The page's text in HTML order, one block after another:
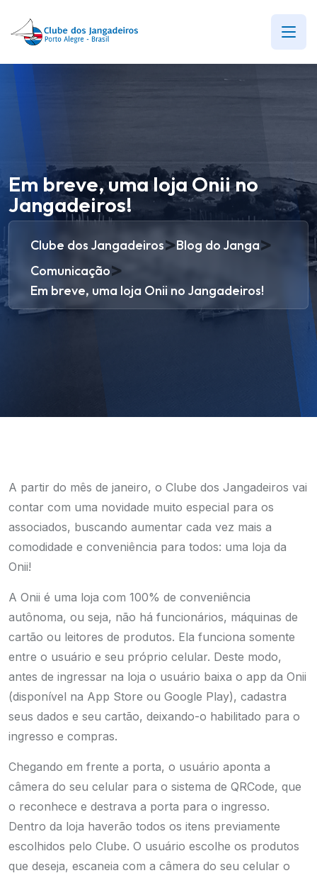
Em breve, uma loja Onii no
Jangadeiros!
Clube dos Jangadeiros>Blog do Janga>
Comunicação>
Em breve, uma loja Onii no Jangadeiros!
A partir do mês de janeiro, o Clube dos Jangadeiros vai
contar com uma novidade muito especial para os
associados, buscando aumentar cada vez mais a
comodidade e conveniência para todos: uma loja da
Onii!
A Onii é uma loja com 100% de conveniência
autônoma, ou seja, não há funcionários, máquinas de
cartão ou leitores de produtos. Ela funciona somente
entre o usuário e seu próprio celular. Deste modo,
antes de ingressar na loja o usuário baixa o app da Onii
(disponível na App Store ou Google Play), cadastra
seus dados e seu cartão, deixando-o habilitado para o
ingresso e compras.
Chegando em frente a porta, o usuário aponta a
câmera do seu celular para o sistema de QRCode, que
o reconhece e destrava a porta para o ingresso.
Dentro da loja haverão todos os itens previamente
escolhidos pelo Clube. O usuário escolhe os produtos
que deseja, escaneia com a câmera do seu celular o